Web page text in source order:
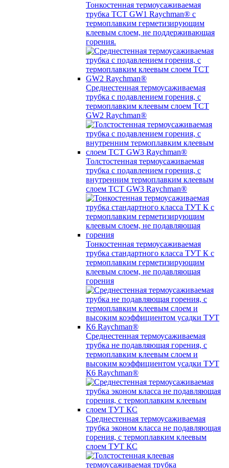
Тонкостенная термоусаживаемая
трубка TCT GW1 Raychman® с
термоплавким герметизирующим
клеевым слоем, не поддерживающая
горения.
Среднестенная термоусаживаемая
трубка c подавлением горения, с
термоплавким клеевым слоем TCT
GW2 Raychman®
Толстостенная термоусаживаемая
трубка c подавлением горения, с
внутренним термоплавким клеевым
слоем TCT GW3 Raychman®
Тонкостенная термоусаживаемая
трубка стандартного класса ТУТ К с
термоплавким герметизирующим
клеевым слоем, не подавляющая
горения
Среднестенная термоусаживаемая
трубка не подавляющая горения, с
термоплавким клеевым слоем и
высоким коэффициентом усадки ТУТ
К6 Raychman®
Среднестенная термоусаживаемая
трубка эконом класса не подавляющая
горения, с термоплавким клеевым
слоем ТУТ КС